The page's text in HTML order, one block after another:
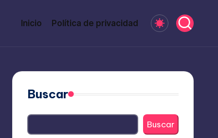
Inicio Política de privacidad
Buscar
Buscar